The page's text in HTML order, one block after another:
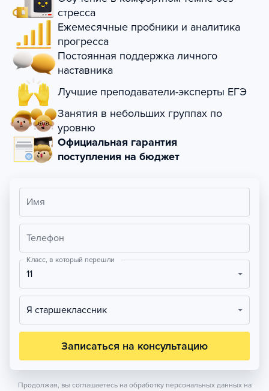
стресса
Ежемесячные пробники и аналитика
прогресса
Постоянная поддержка личного
наставника
Лучшие преподаватели-эксперты ЕГЭ
Занятия в небольших группах по
уровню
Официальная гарантия
поступления на бюджет
Имя
Телефон
Класс, в который перешли
11
Я старшеклассник
Записаться на консультацию
Продолжая, вы соглашаетесь на обработку персональных данных на